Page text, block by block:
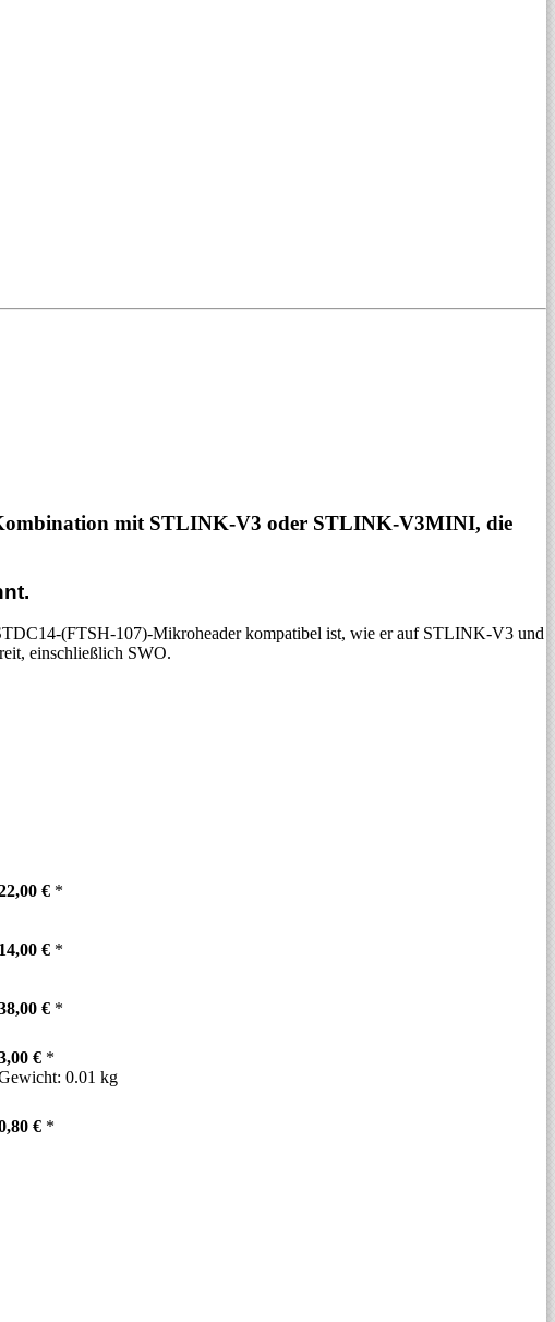
mit STLINK-V3 oder STLINK-V3MINI, die
(FTSH-107)-Mikroheader kompatibel ist, wie er auf STLINK-V3 und
einschließlich SWO.
€ *
14,00 € *
€ *
€ *
0.01 kg
€ *